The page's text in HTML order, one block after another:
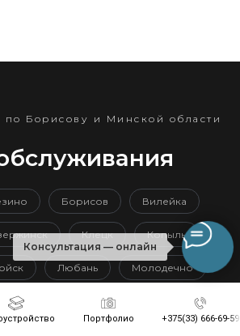
Портфолио +375(33) 666-69-59
Консультация — онлайн
по Борисову и Минской области
Борисов Вилейка
Клецк Копыль
Любань Молодечно
Марьина Горка Слуцк